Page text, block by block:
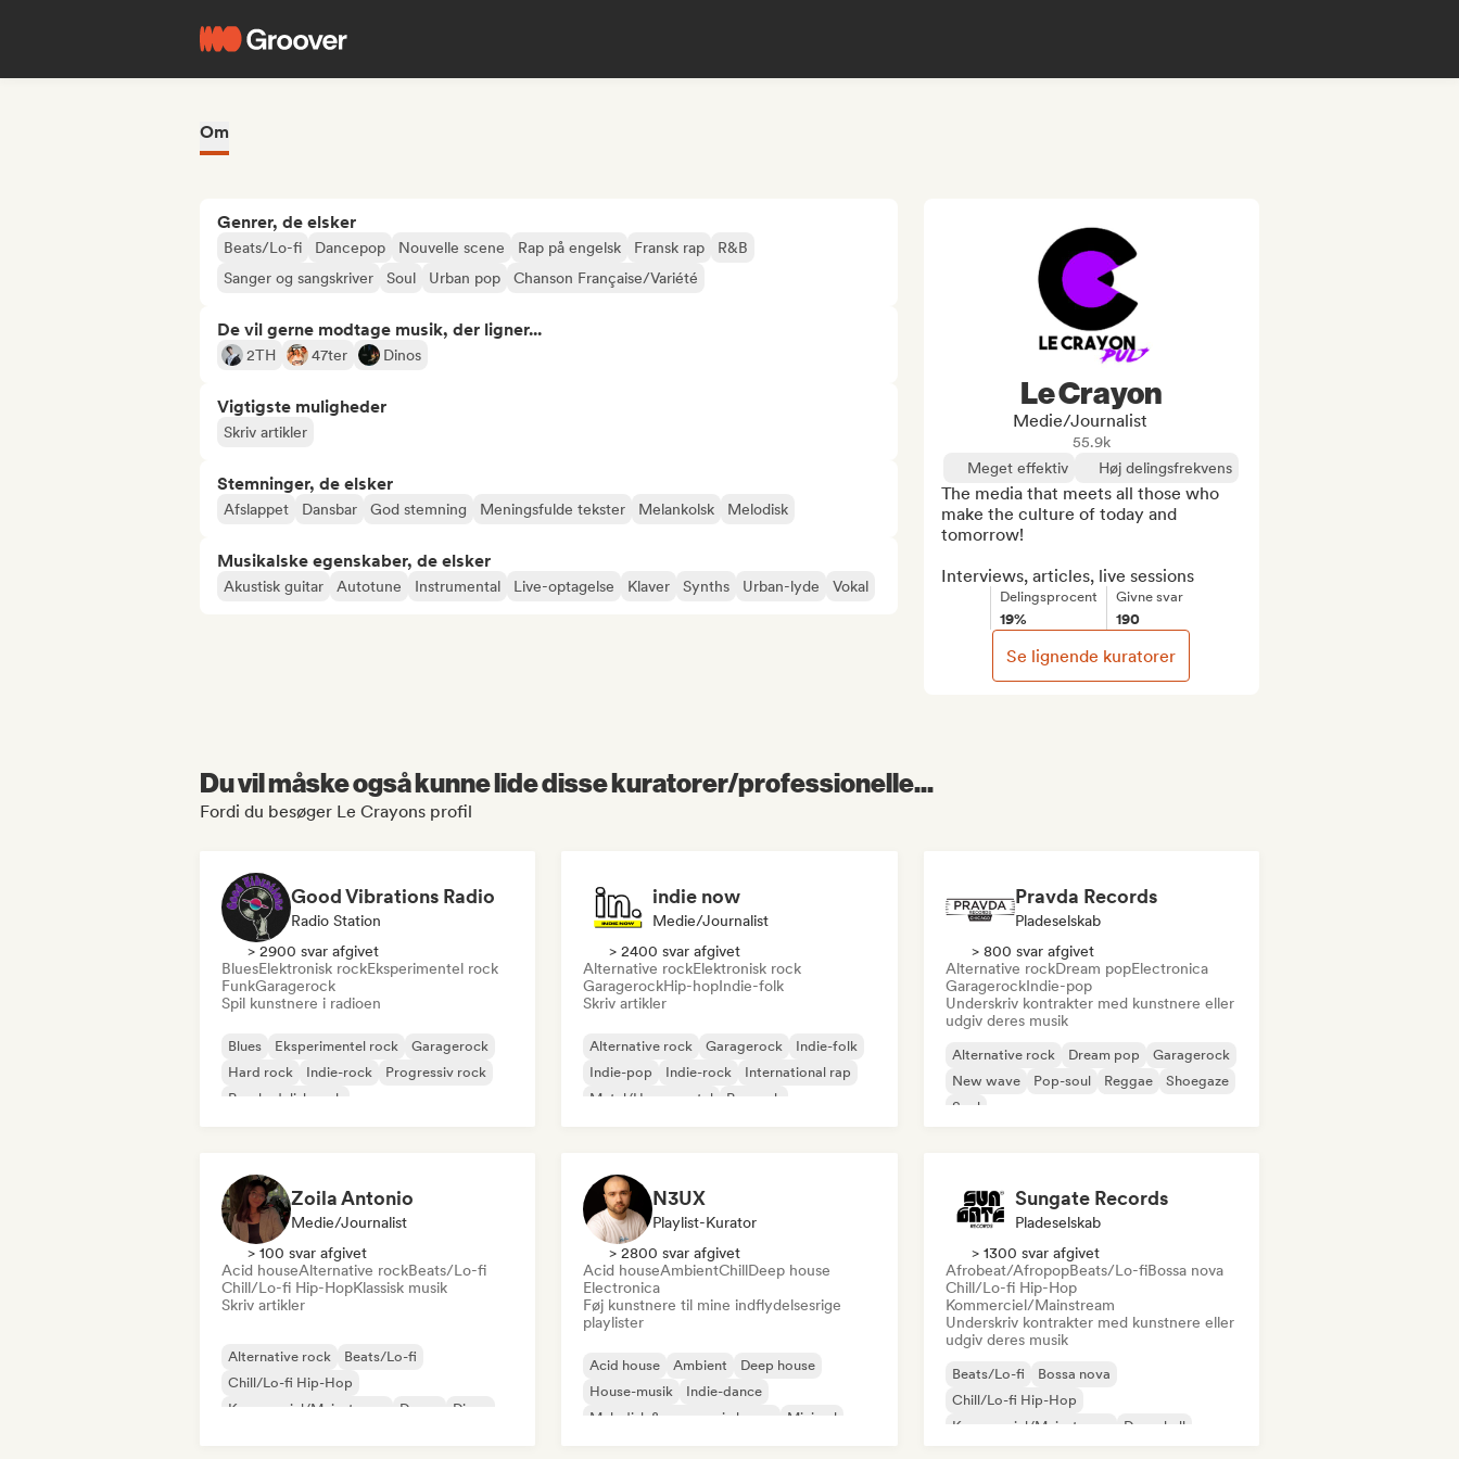
Om
Genrer, de elsker
Beats/Lo-fi Dancepop Nouvelle scene Rap på engelsk Fransk rap
R&B
Sanger og sangskriver
Soul Urban pop Chanson Française/Variété
De vil gerne modtage musik, der ligner...
2TH 47ter Dinos
Vigtigste muligheder
Skriv artikler
Stemninger, de elsker
Afslappet Dansbar God stemning Meningsfulde tekster Melankolsk Melodisk
Musikalske egenskaber, de elsker
Akustisk guitar Autotune Instrumental Live-optagelse Klaver Synths Urban-lyde Vokal
Le Crayon
Medie/journalist
55.9k
Meget effektiv
Høj delingsfrekvens
The media that meets all those who
make the culture of today and
tomorrow!
Interviews, articles, live sessions
Delingsprocent
19%
Givne svar
190
Se lignende kuratorer
Du vil måske også kunne lide disse kuratorer/professionelle...
Fordi du besøger Le Crayons profil
Good Vibrations Radio
Radio Station
> 2900 svar afgivet
BluesElektronisk rockEksperimentel rock
FunkGaragerock
Spil kunstnere i radioen
Blues Eksperimentel rock
Garagerock
Hard rock
Indie-rock
Progressiv rock
Psychedelisk rock
indie now
Medie/journalist
> 2400 svar afgivet
Alternative rockElektronisk rock
GaragerockHip-hopIndie-folk
Skriv artikler
Alternative rock Garagerock
Indie-folk
Indie-pop
Indie-rock
International rap
Metal/Heavy metal
Poprock
Pravda Records
Pladeselskab
> 800 svar afgivet
Alternative rockDream popElectronica
GaragerockIndie-pop
Underskriv kontrakter med kunstnere eller
udgiv deres musik
Alternative rock Dream pop
Garagerock
New wave
Pop-soul Reggae
Shoegaze
Soul
Zoila Antonio
Medie/journalist
> 100 svar afgivet
Acid houseAlternative rockBeats/Lo-fi
Chill/Lo-fi Hip-HopKlassisk musik
Skriv artikler
Alternative rock
Beats/Lo-fi
Chill/Lo-fi Hip-Hop
Kommerciel/Mainstream
Dance
Disco
N3UX
Playlist-Kurator
> 2800 svar afgivet
Acid houseAmbientChillDeep house
Electronica
Føj kunstnere til mine indflydelsesrige
playlister
Acid house Ambient
Deep house
House-musik
Indie-dance
Melodisk & progressiv house
Minimal
Sungate Records
Pladeselskab
> 1300 svar afgivet
Afrobeat/AfropopBeats/Lo-fiBossa nova
Chill/Lo-fi Hip-Hop
Kommerciel/Mainstream
Underskriv kontrakter med kunstnere eller
udgiv deres musik
Beats/Lo-fi
Bossa nova
Chill/Lo-fi Hip-Hop
Kommerciel/Mainstream
Dancehall